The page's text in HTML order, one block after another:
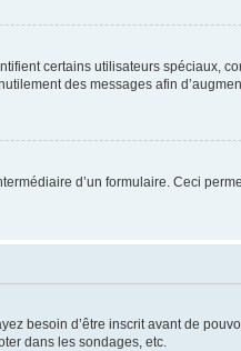
certains utilisateurs spéciaux,
des messages afin
d’un formulaire. Ceci
besoin d’être inscrit avant de
dans les sondages, etc.